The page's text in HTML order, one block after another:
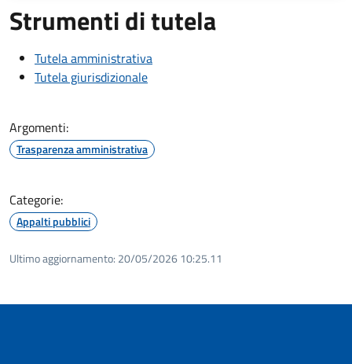
Strumenti di tutela
Tutela amministrativa
Tutela giurisdizionale
Argomenti:
Trasparenza amministrativa
Categorie:
Appalti pubblici
Ultimo aggiornamento: 20/05/2026 10:25.11